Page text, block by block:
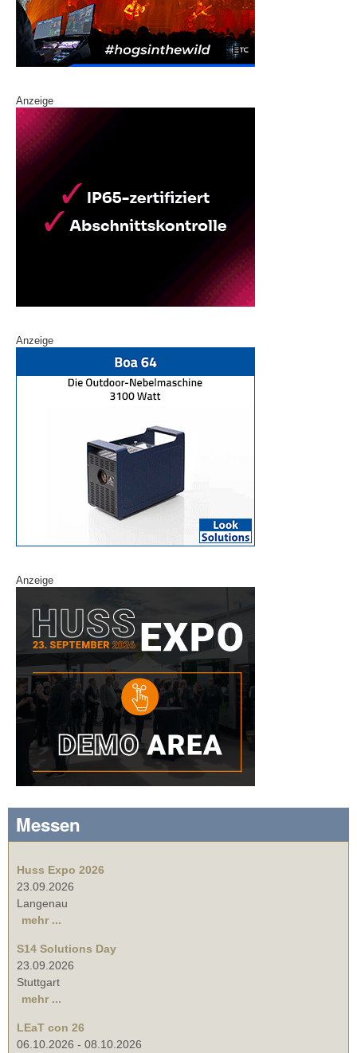
Anzeige
Anzeige
Anzeige
Messen
Huss Expo 2026
23.09.2026
Langenau
mehr ...
S14 Solutions Day
23.09.2026
Stuttgart
mehr ...
LEaT con 26
06.10.2026 - 08.10.2026